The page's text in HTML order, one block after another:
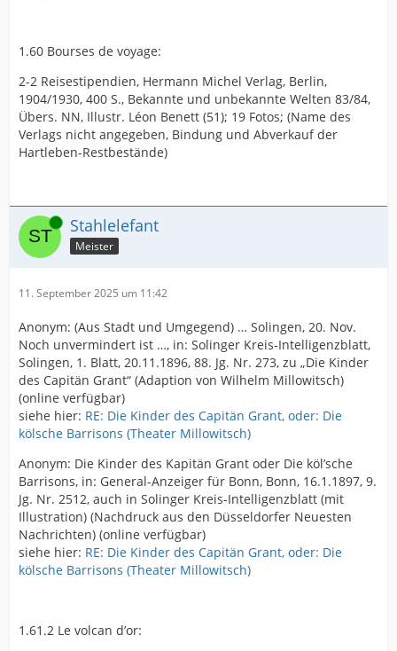
1.60 Bourses de voyage:
2-2 Reisestipendien, Hermann Michel Verlag, Berlin,
1904/1930, 400 S., Bekannte und unbekannte Welten 83/84,
Übers. NN, Illustr. Léon Benett (51); 19 Fotos; (Name des
Verlags nicht angegeben, Bindung und Abverkauf der
Hartleben-Restbestände)
Online Stahlelefant
Meister
11. September 2025 um 11:42
Anonym: (Aus Stadt und Umgegend) … Solingen, 20. Nov.
Noch unvermindert ist …, in: Solinger Kreis-Intelligenzblatt,
Solingen, 1. Blatt, 20.11.1896, 88. Jg. Nr. 273, zu „Die Kinder
des Capitän Grant“ (Adaption von Wilhelm Millowitsch)
(online verfügbar)
siehe hier: RE: Die Kinder des Capitän Grant, oder: Die
kölsche Barrisons (Theater Millowitsch)
Anonym: Die Kinder des Kapitän Grant oder Die köl’sche
Barrisons, in: General-Anzeiger für Bonn, Bonn, 16.1.1897, 9.
Jg. Nr. 2512, auch in Solinger Kreis-Intelligenzblatt (mit
Illustration) (Nachdruck aus den Düsseldorfer Neuesten
Nachrichten) (online verfügbar)
siehe hier: RE: Die Kinder des Capitän Grant, oder: Die
kölsche Barrisons (Theater Millowitsch)
1.61.2 Le volcan d’or: